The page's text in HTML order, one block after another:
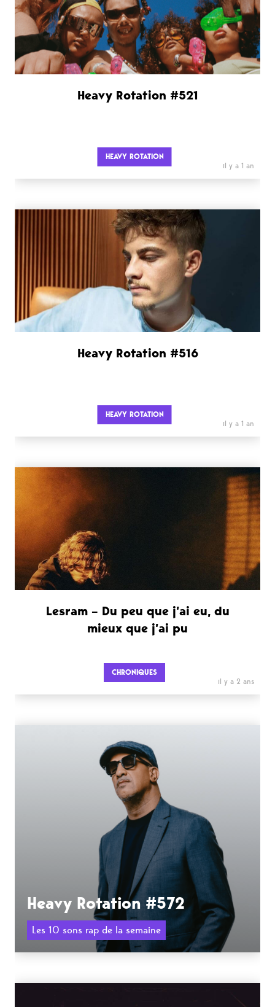
Heavy Rotation #521
HEAVY ROTATION
il y a 1 an
Heavy Rotation #516
HEAVY ROTATION
il y a 1 an
Lesram – Du peu que j’ai eu, du
mieux que j’ai pu
CHRONIQUES
il y a 2 ans
Heavy Rotation #572
Les 10 sons rap de la semaine